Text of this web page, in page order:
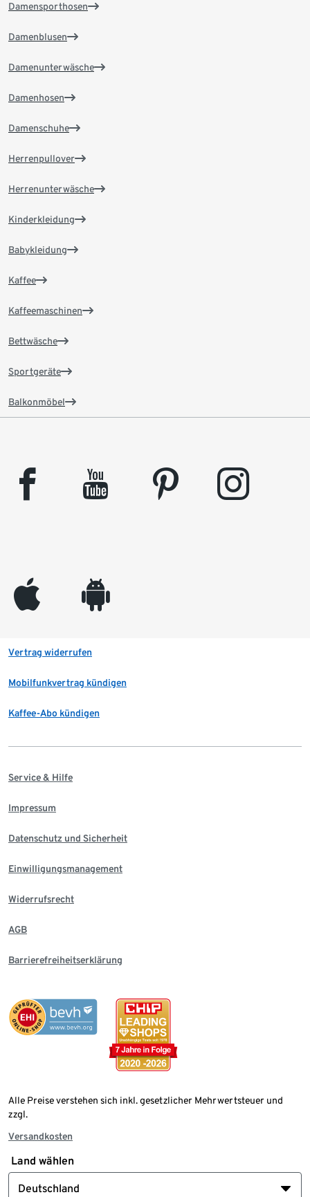
Damensporthosen
Damenblusen
Damenunterwäsche
Damenhosen
Damenschuhe
Herrenpullover
Herrenunterwäsche
Kinderkleidung
Babykleidung
Kaffee
Kaffeemaschinen
Bettwäsche
Sportgeräte
Balkonmöbel
facebook youtube pinterest instagram
appleinc android
Vertrag widerrufen
Mobilfunkvertrag kündigen
Kaffee-Abo kündigen
Service & Hilfe
Impressum
Datenschutz und Sicherheit
Einwilligungsmanagement
Widerrufsrecht
AGB
Barrierefreiheitserklärung
Alle Preise verstehen sich inkl. gesetzlicher Mehrwertsteuer und
zzgl.
Versandkosten
Land wählen
Deutschland